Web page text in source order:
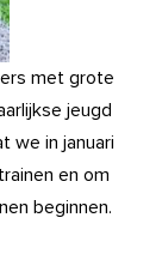
met grote
jeugd
we in januari
en om
beginnen.